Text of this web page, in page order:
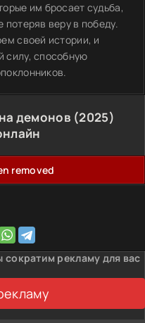
им бросает судьба,
веру в победу.
своей истории, и
силу, способную
демонов (2025)
removed
сократим рекламу для вас